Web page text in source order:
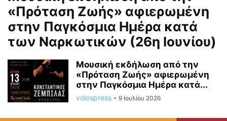
«Πρόταση Ζωής» αφιερωμένη
στην Παγκόσμια Ημέρα κατά
των Ναρκωτικών (26η Ιουνίου)
Μουσική εκδήλωση από την
«Πρόταση Ζωής» αφιερωμένη
στην Παγκόσμια Ημέρα κατά...
volospress - 9 Ιουλίου 2026